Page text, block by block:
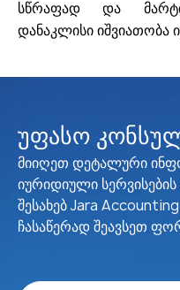
სწრაფად და
დანაკლისი იშვიათობა
უფასო
მიიღეთ დეტალური
იურიდიული სერვისების
შესახებ Jara
ჩასაწერად შეავსეთ